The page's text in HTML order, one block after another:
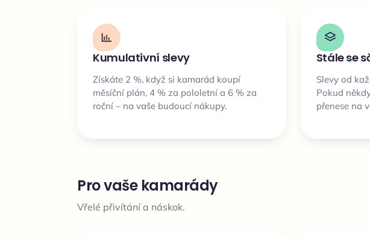
Kumulativní slevy
Získáte 2 %, když si kamarád koupí
měsíční plán, 4 % za pololetní a 6 % za
roční – na vaše budoucí nákupy.
Stále se
Slevy od
Pokud
přenese na
Pro vaše kamarády
Vřelé přivítání a náskok.